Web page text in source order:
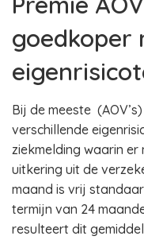
goedkoper
Bij de meeste
verschillende
ziekmelding waarin
uitkering uit de
maand is vrij
termijn van 24
resulteert dit